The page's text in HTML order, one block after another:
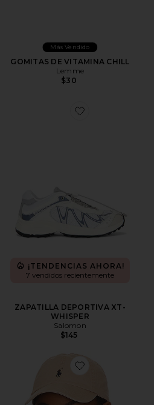
Más Vendido
GOMITAS DE VITAMINA CHILL
Lemme
$30
Favorite ZAPATILLA
¡TENDENCIAS AHORA!
7 vendidos recientemente
ZAPATILLA DEPORTIVA XT-
WHISPER
Salomon
$145
Favorite SOMBRERO